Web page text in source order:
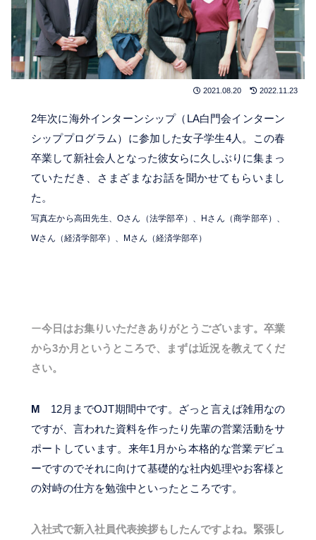
2021.08.20 2022.11.23
2年次に海外インターンシップ（LA白門会インターン
シッププログラム）に参加した女子学生4人。この春
卒業して新社会人となった彼女らに久しぶりに集まっ
ていただき、さまざまなお話を聞かせてもらいまし
た。
写真左から高田先生、Oさん（法学部卒）、Hさん（商学部卒）、
Wさん（経済学部卒）、Mさん（経済学部卒）
ー今日はお集りいただきありがとうございます。卒業
から3か月というところで、まずは近況を教えてくだ
さい。
M 12月までOJT期間中です。ざっと言えば雑用なの
ですが、言われた資料を作ったり先輩の営業活動をサ
ポートしています。来年1月から本格的な営業デビュ
ーですのでそれに向けて基礎的な社内処理やお客様と
の対峙の仕方を勉強中といったところです。
入社式で新入社員代表挨拶もしたんですよね。緊張し